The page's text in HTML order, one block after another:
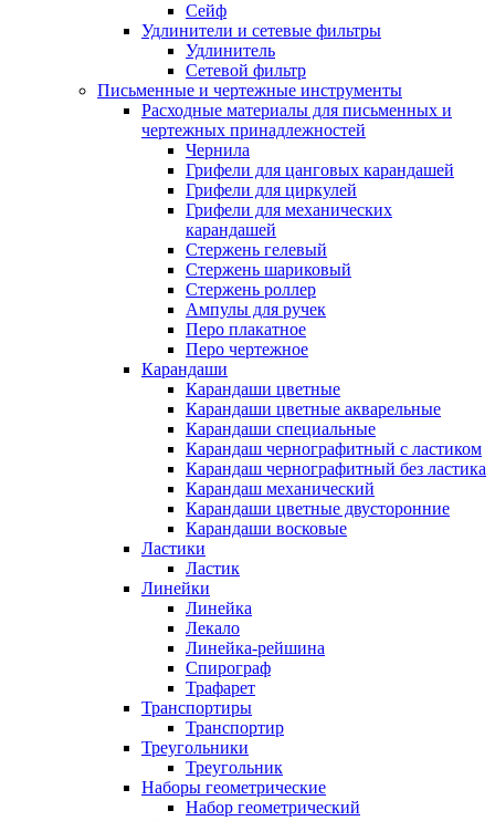
Сейф
Удлинители и сетевые фильтры
Удлинитель
Сетевой фильтр
Письменные и чертежные инструменты
Расходные материалы для письменных и
чертежных принадлежностей
Чернила
Грифели для цанговых карандашей
Грифели для циркулей
Грифели для механических
карандашей
Стержень гелевый
Стержень шариковый
Стержень роллер
Ампулы для ручек
Перо плакатное
Перо чертежное
Карандаши
Карандаши цветные
Карандаши цветные акварельные
Карандаши специальные
Карандаш чернографитный с ластиком
Карандаш чернографитный без ластика
Карандаш механический
Карандаши цветные двусторонние
Карандаши восковые
Ластики
Ластик
Линейки
Линейка
Лекало
Линейка-рейшина
Спирограф
Трафарет
Транспортиры
Транспортир
Треугольники
Треугольник
Наборы геометрические
Набор геометрический